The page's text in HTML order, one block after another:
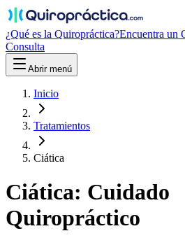
¿Qué es la Quiropráctica?Encuentra un
Consulta
Abrir menú
Inicio
Tratamientos
Ciática
Ciática: Cuidado
Quiropráctico